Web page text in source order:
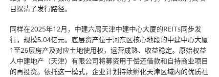
目探清了发行路径。
同样在2025年12月，中建六局天津中建中心大厦的REITs同步发
行，规模5.04亿元。底层资产位于河东区核心地段的中建中心大厦
1至26层房产及对应土地使用权，运营成熟、收益稳定。原始权益
人中建地产（天津）有限公司将募资用于偿还借款和自持商业项目
的再投资。依托这一模式，企业计划持续孵化天津区域内的优质社